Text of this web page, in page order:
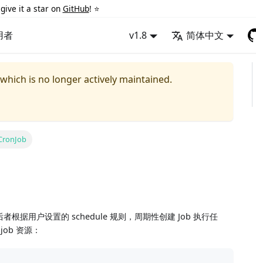
it a star on GitHub! ⭐️
者 v1.8 简体中文
is no longer actively maintained.
根据用户设置的 schedule 规则，周期性创建 Job 执行任
资源：